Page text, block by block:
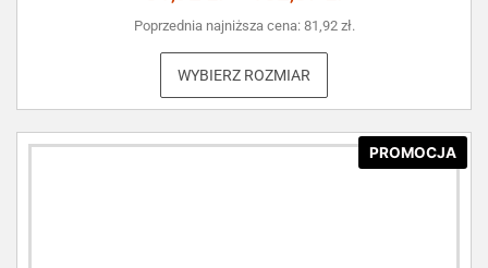
Poprzednia najniższa cena: 81,92 zł.
WYBIERZ ROZMIAR
PROMOCJA